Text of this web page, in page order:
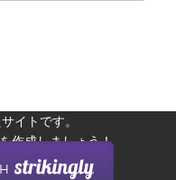
イトです。
作成しましょう！